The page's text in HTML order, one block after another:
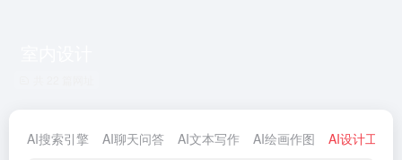
AI搜索引擎 AI聊天问答 AI文本写作 AI绘画作图 AI设计工具